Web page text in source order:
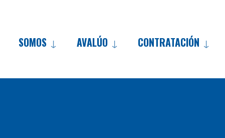
SOMOS AVALÚO CONTRATACIÓN